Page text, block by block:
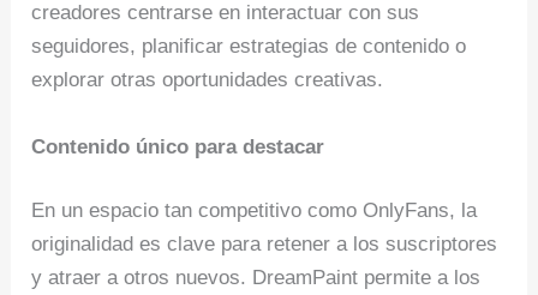
creadores centrarse en interactuar con sus
seguidores, planificar estrategias de contenido o
explorar otras oportunidades creativas.
Contenido único para destacar
En un espacio tan competitivo como OnlyFans, la
originalidad es clave para retener a los suscriptores
y atraer a otros nuevos. DreamPaint permite a los